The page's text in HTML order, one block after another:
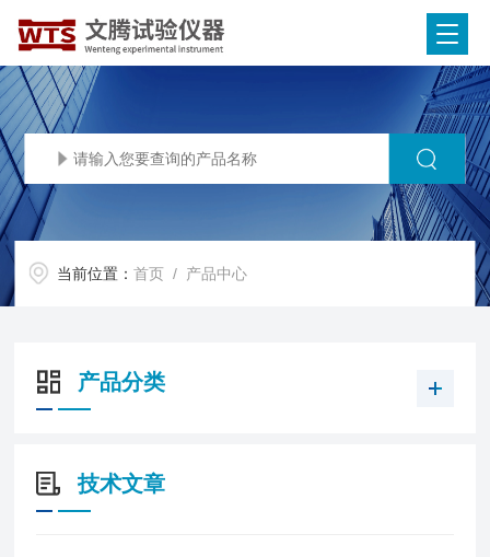
当前位置：首页 / 产品中心
产品分类
技术文章